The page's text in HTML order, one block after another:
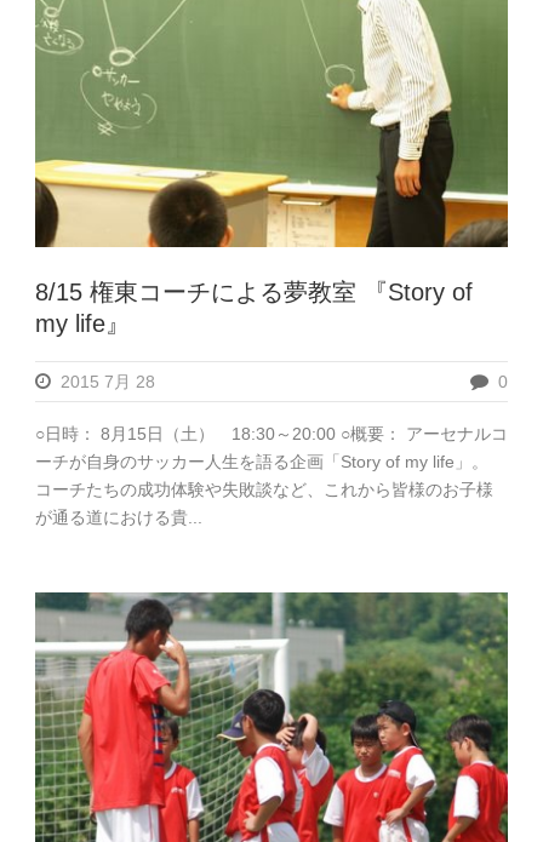
8/15 権東コーチによる夢教室 『Story of
my life』
2015 7月 28 0
○日時： 8月15日（土） 18:30～20:00 ○概要： アーセナルコ
ーチが自身のサッカー人生を語る企画「Story of my life」。
コーチたちの成功体験や失敗談など、これから皆様のお子様
が通る道における貴...